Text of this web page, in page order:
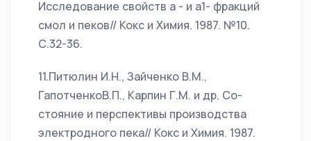
Исследование свойств а - и а1- фракций
смол и пеков// Кокс и Химия. 1987. №10.
С.32-36.
11.Питюлин И.Н., Зайченко В.М.,
ГапотченкоВ.П., Карпин Г.М. и др. Со-
стояние и перспективы производства
электродного пека// Кокс и Химия. 1987.